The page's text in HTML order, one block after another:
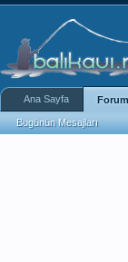
Ana Sayfa Forum
Bugünün Mesajları